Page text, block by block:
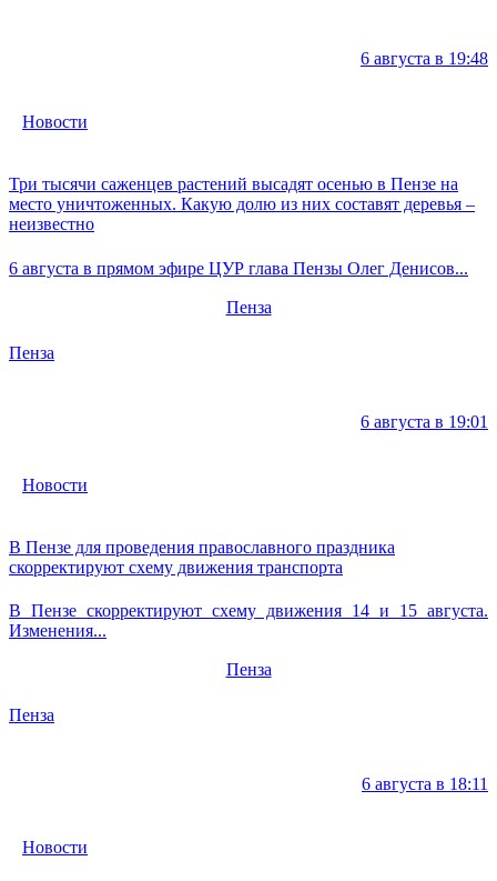
6 августа в 19:48
Новости
Три тысячи саженцев растений высадят осенью в Пензе на
место уничтоженных. Какую долю из них составят деревья –
неизвестно
6 августа в прямом эфире ЦУР глава Пензы Олег Денисов...
Пенза
Пенза
6 августа в 19:01
Новости
В Пензе для проведения православного праздника
скорректируют схему движения транспорта
В Пензе скорректируют схему движения 14 и 15 августа.
Изменения...
Пенза
Пенза
6 августа в 18:11
Новости